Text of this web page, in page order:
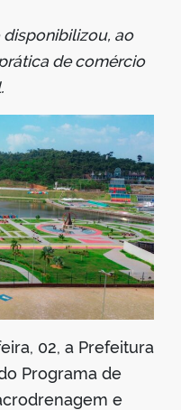
ao
de comércio
02, a Prefeitura
Programa de
e